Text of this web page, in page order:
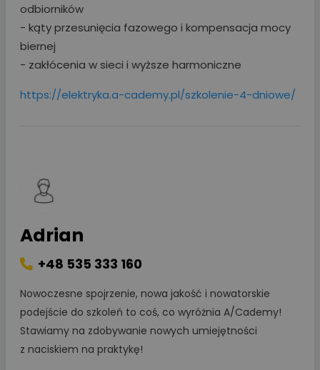
odbiorników
- kąty przesunięcia fazowego i kompensacja mocy
biernej
- zakłócenia w sieci i wyższe harmoniczne
https://elektryka.a-cademy.pl/szkolenie-4-dniowe/
Adrian
+48 535 333 160
Nowoczesne spojrzenie, nowa jakość i nowatorskie
podejście do szkoleń to coś, co wyróżnia A/Cademy!
Stawiamy na zdobywanie nowych umiejętności
z naciskiem na praktykę!